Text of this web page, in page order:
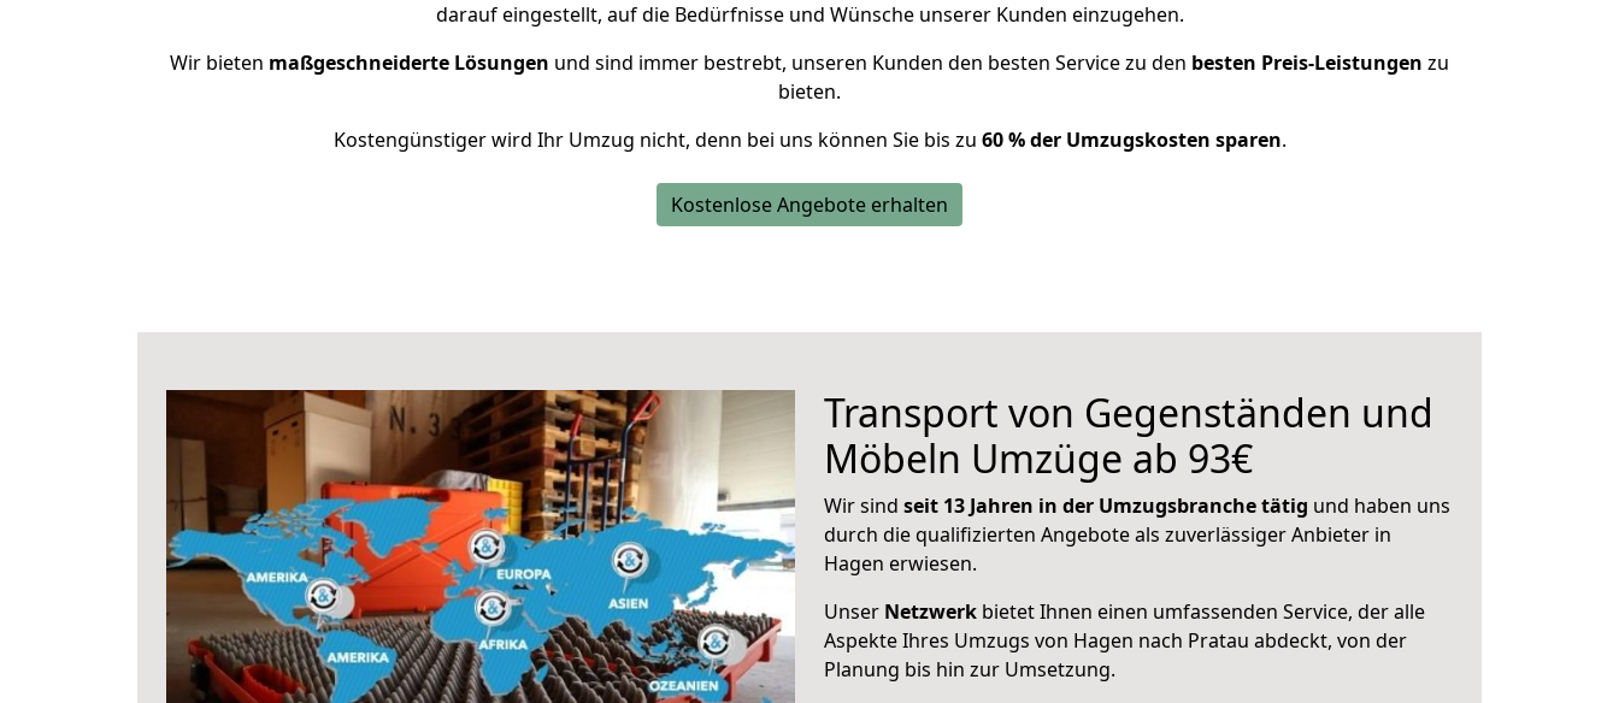
darauf eingestellt, auf die Bedürfnisse und Wünsche unserer Kunden einzugehen.
Wir bieten maßgeschneiderte Lösungen und sind immer bestrebt, unseren Kunden den besten Service zu den besten Preis-Leistungen zu
bieten.
Kostengünstiger wird Ihr Umzug nicht, denn bei uns können Sie bis zu 60 % der Umzugskosten sparen.
Kostenlose Angebote erhalten
Transport von Gegenständen und
Möbeln Umzüge ab 93€
Wir sind seit 13 Jahren in der Umzugsbranche tätig und haben uns
durch die qualifizierten Angebote als zuverlässiger Anbieter in
Hagen erwiesen.
Unser Netzwerk bietet Ihnen einen umfassenden Service, der alle
Aspekte Ihres Umzugs von Hagen nach Pratau abdeckt, von der
Planung bis hin zur Umsetzung.